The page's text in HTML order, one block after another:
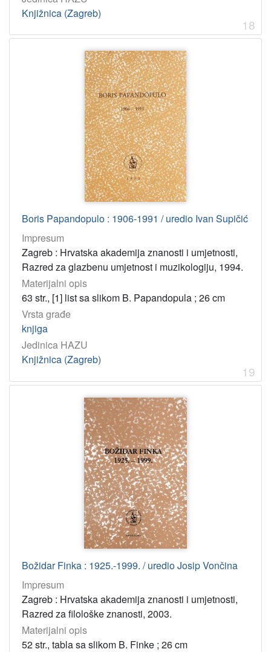
Knjižnica (Zagreb)
18
Boris Papandopulo : 1906-1991 / uredio Ivan Supičić
Impresum
Zagreb : Hrvatska akademija znanosti i umjetnosti,
Razred za glazbenu umjetnost i muzikologiju, 1994.
Materijalni opis
63 str., [1] list sa slikom B. Papandopula ; 26 cm
Vrsta građe
knjiga
Jedinica HAZU
Knjižnica (Zagreb)
19
Božidar Finka : 1925.-1999. / uredio Josip Vončina
Impresum
Zagreb : Hrvatska akademija znanosti i umjetnosti,
Razred za filološke znanosti, 2003.
Materijalni opis
52 str., tabla sa slikom B. Finke ; 26 cm